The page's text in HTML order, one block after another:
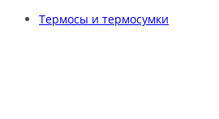
Термосы и термосумки